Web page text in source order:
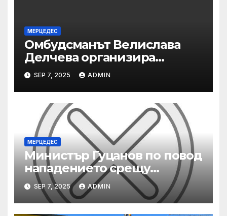
МЕРЦЕДЕС
Омбудсманът Велислава
Делчева организира
изслушване на
номинираните кандидати
за заместник-омбудсман
SEP 7, 2025 ADMIN
МЕРЦЕДЕС
Министър Гуцанов по повод
нападението срещу
инспектори по труда:
Заставам зад всеки свой
служител, който работи
SEP 7, 2025 ADMIN